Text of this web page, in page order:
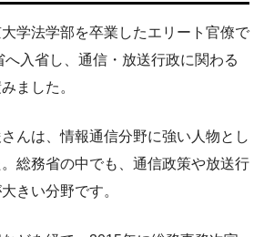
学法学部を卒業したエリート官僚で
入省し、通信・放送行政に関わる
ました。
んは、情報通信分野に強い人物とし
総務省の中でも、通信政策や放送行
きい分野です。